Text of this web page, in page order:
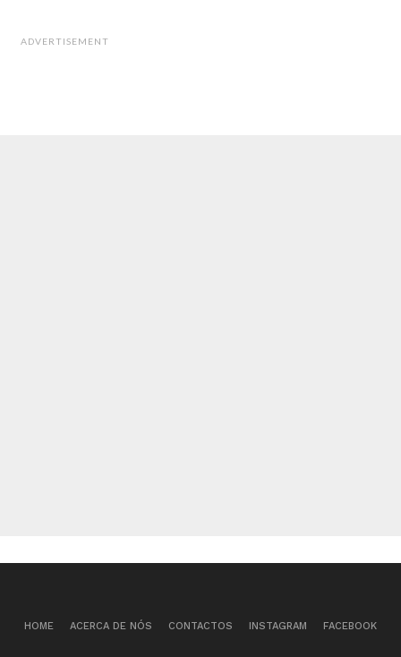
ADVERTISEMENT
HOME ACERCA DE NÓS CONTACTOS INSTAGRAM FACEBOOK